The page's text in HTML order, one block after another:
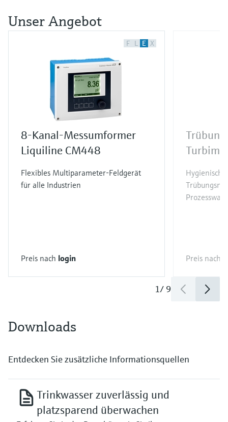
Unser Angebot
F L E X
8-Kanal-Messumformer
Liquiline CM448
Flexibles Multiparameter-Feldgerät
für alle Industrien
Preis nach login Preis nach
1/ 9
Downloads
Entdecken Sie zusätzliche Informationsquellen
Trinkwasser zuverlässig und
platzsparend überwachen